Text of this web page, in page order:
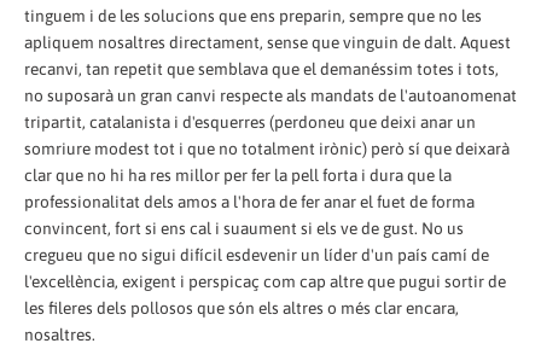
tinguem i de les solucions que ens preparin, sempre que no les
apliquem nosaltres directament, sense que vinguin de dalt. Aquest
recanvi, tan repetit que semblava que el demanéssim totes i tots,
no suposarà un gran canvi respecte als mandats de l'autoanomenat
tripartit, catalanista i d'esquerres (perdoneu que deixi anar un
somriure modest tot i que no totalment irònic) però sí que deixarà
clar que no hi ha res millor per fer la pell forta i dura que la
professionalitat dels amos a l'hora de fer anar el fuet de forma
convincent, fort si ens cal i suaument si els ve de gust. No us
cregueu que no sigui difícil esdevenir un líder d'un país camí de
l'excel·lència, exigent i perspicaç com cap altre que pugui sortir de
les fileres dels pollosos que són els altres o més clar encara,
nosaltres.